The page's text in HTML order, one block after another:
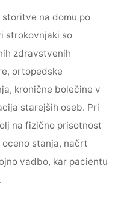
na domu po
strokovnjaki so
zdravstvenih
ortopedske
kronične bolečine v
starejših oseb. Pri
na fizično prisotnost
stanja, načrt
vadbo, kar pacientu